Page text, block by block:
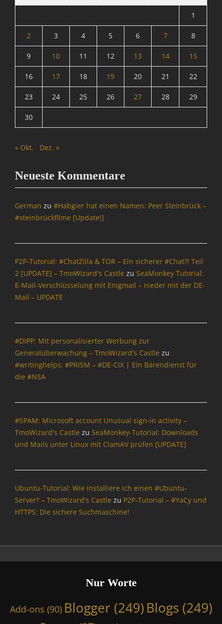
n
e
S
i
e
O
n
r
e
A
d
d
-
a
m
c
l
r
L
I
D
M
1
2 3 4 5 6 7 8
9 10 11 12 13 14 15
16 17 18 19 20 21 22
23 24 25 26 27 28 29
30
« Okt. Dez. »
Neueste Kommentare
German zu #Habgier hat einen Namen: Peer Steinbrück –
#steinbrückfilme [Update!]
P2P-Tutorial: #ChatZilla & TOR – Ein sicherer #Chat?! Teil
2 [UPDATE] – TmoWizard's Castle zu SeaMonkey Tutorial:
E-Mail-Verschlüsselung mit Enigmail – nieder mit der DE-
Mail – UPDATE
#DIPP: Mit personalisierter Werbung zur
Generalüberwachung – TmoWizard's Castle zu
#writinghelps: #PRISM – #DE-CIX | Ein Bärendienst für
die #NSA
#SPAM: Microsoft account Unusual sign-in activity –
TmoWizard's Castle zu SeaMonkey-Tutorial: Downloads
und Mails unter Linux mit ClamAV prüfen [UPDATE]
Ubuntu-Tutorial: Wie installiere ich einen #Ubuntu-
Server? – TmoWizard's Castle zu P2P-Tutorial – #YaCy und
HTTPS: Die sichere Suchmaschine!
Nur Worte
Add-ons (90) Blogger (249) Blogs(249)